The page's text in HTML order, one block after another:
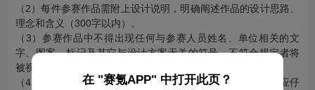
（2）每件参赛作品需附上设计说明，明确阐述作品的设计思路、
理念和含义（300字以内）。
（3）参赛作品中不得出现任何与参赛人员姓名、单位相关的文
字、图案、标记及其它与设计方案无关的符号，不符合规定者将
被视为无效作品，取消参赛资格。
（4）参赛作品可以单位、个人或团队名义进行申报。参赛者应仔
在 "赛氪APP" 中打开此页？